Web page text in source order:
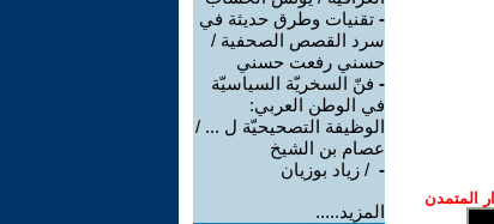
المتمدن
- تقنيات وطرق حديثة في
سرد القصص الصحفية /
حسني رفعت حسني
- فنّ السخريّة السياسيّة
في الوطن العربي:
الوظيفة التصحيحيّة ل ... /
عصام بن الشيخ
- ‏ / زياد بوزيان
المزيد.....